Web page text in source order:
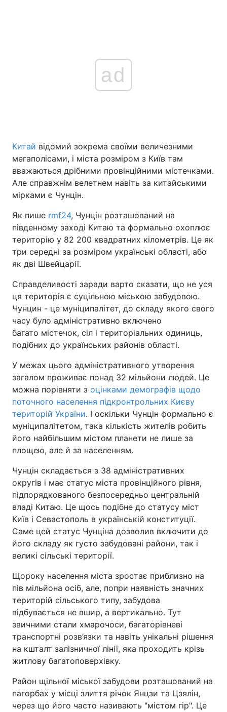
ad
Китай відомий зокрема своїми величезними
мегаполісами, і міста розміром з Київ там
вважаються дрібними провінційними містечками.
Але справжнім велетнем навіть за китайськими
мірками є Чунцін.
Як пише rmf24, Чунцін розташований на
південному заході Китаю та формально охоплює
територію у 82 200 квадратних кілометрів. Це як
три середні за розміром українські області, або
як дві Швейцарії.
Справделивості заради варто сказати, що не уся
ця територія є суцільною міською забудовою.
Чунцин - це муніципалітет, до складу якого свого
часу було адміністративно включено
багато містечок, сіл і територіальних одиниць,
подібних до українських районів області.
У межах цього адміністративного утворення
загалом проживає понад 32 мільйони людей. Це
можна порівняти з оцінками демографів щодо
поточного населення підкронтрольних Києву
територій України. І оскільки Чунцін формально є
муніципалітетом, така кількість жителів робить
його найбільшим містом планети не лише за
площею, але й за населенням.
Чунцін складається з 38 адміністративних
округів і має статус міста провінційного рівня,
підпорядкованого безпосередньо центральній
владі Китаю. Це щось подібне до статусу міст
Київ і Севастополь в українській конституції.
Саме цей статус Чунціна дозволив включити до
його складу як густо забудовані райони, так і
великі сільські території.
Щороку населення міста зростає приблизно на
пів мільйона осіб, але, попри наявність значних
територій сільського типу, забудова
відбувається не вшир, а вертикально. Тут
звичними стали хмарочоси, багаторівневі
транспортні розв’язки та навіть унікальні рішення
на кшталт залізничної лінії, яка проходить крізь
житлову багатоповерхівку.
Район щільної міської забудови розташований на
пагорбах у місці злиття річок Янцзи та Цзялін,
через що його часто називають "містом гір". Це